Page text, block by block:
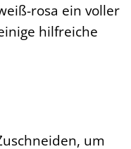
rosa ein voller
hilfreiche
um